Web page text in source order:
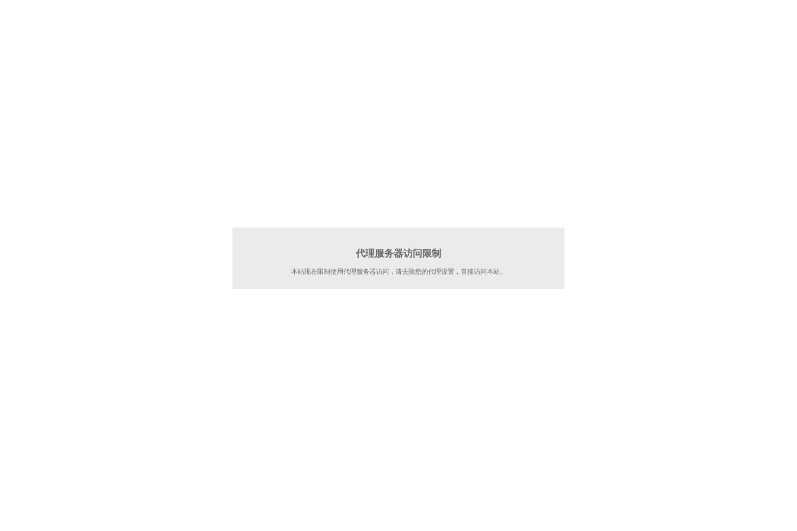
代理服务器访问限制
本站现在限制使用代理服务器访问，请去除您的代理设置，直接访问本站。